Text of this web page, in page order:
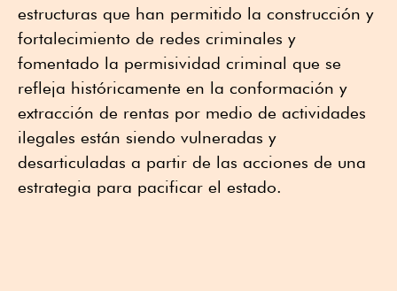
estructuras que han permitido la construcción y
fortalecimiento de redes criminales y
fomentado la permisividad criminal que se
refleja históricamente en la conformación y
extracción de rentas por medio de actividades
ilegales están siendo vulneradas y
desarticuladas a partir de las acciones de una
estrategia para pacificar el estado.